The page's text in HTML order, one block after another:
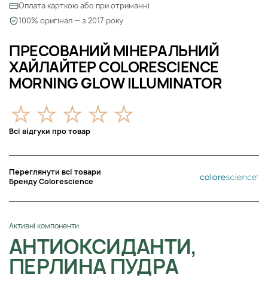
ПРЕСОВАНИЙ МІНЕРАЛЬНИЙ
ХАЙЛАЙТЕР COLORESCIENCE
MORNING GLOW ILLUMINATOR
Всі відгуки про товар
Переглянути всі товари
Бренду Colorescience
Активні компоненти
АНТИОКСИДАНТИ,
ПЕРЛИНА ПУДРА
Оплата карткою або при отриманні
100% оригінал — з 2017 року